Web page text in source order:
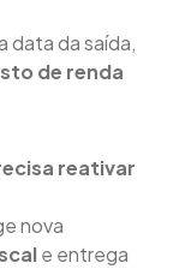
data da saída,
de renda
reativar
nova
e entrega